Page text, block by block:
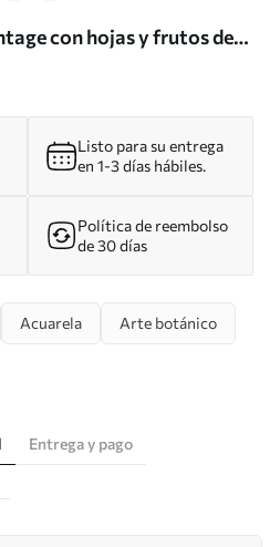
con hojas y frutos de
Listo para su entrega
en 1-3 días hábiles.
Política de reembolso
de 30 días
Acuarela Arte botánico
Entrega y pago